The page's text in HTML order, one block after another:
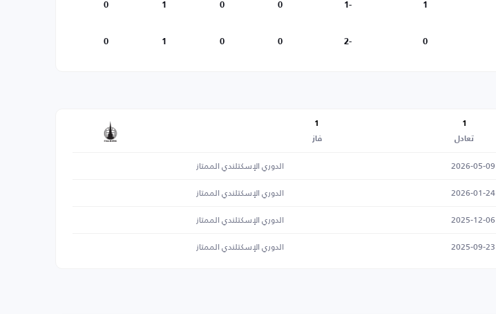
1
-1
0
0
1
0
0
-2
0
0
1
0
1
تعادل
1
فاز
2026-05-09
الدوري الإسكتلندي الممتاز
2026-01-24
الدوري الإسكتلندي الممتاز
2025-12-06
الدوري الإسكتلندي الممتاز
2025-09-23 الدوري الإسكتلندي الممتاز